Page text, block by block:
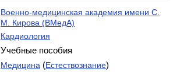
Военно-медицинская академия имени С.
М. Кирова (ВМедА)
Кардиология
Учебные пособия
Медицина (Естествознание)